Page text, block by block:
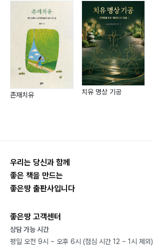
존재치유
치유 명상 기공
우리는 당신과 함께
좋은 책을 만드는
좋은땅 출판사입니다
좋은땅 고객센터
상담 가능 시간
평일 오전 9시 ~ 오후 6시 (점심 시간 12 ~ 1시 제외)